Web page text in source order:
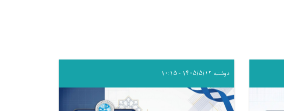
دوشنبه ۱۴۰۵/۵/۱۲ - ۱۰:۱۵